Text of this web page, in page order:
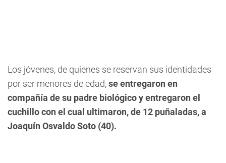
Los jóvenes, de quienes se reservan sus identidades
por ser menores de edad,se entregaron en
compañía de su padre biológico y entregaron el
cuchillo con el cual ultimaron, de 12 puñaladas, a
Joaquín Osvaldo Soto (40).